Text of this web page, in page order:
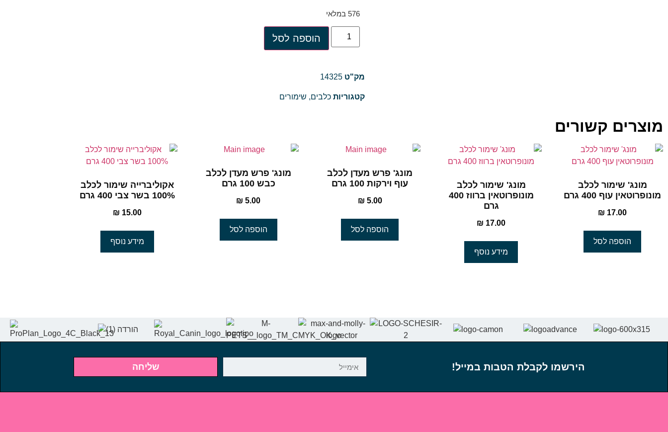
576 במלאי
הוספה לסל
מק"ט 14325
קטגוריות כלבים, שימורים
מוצרים קשורים
מונג' שימור לכלב
מונופרוטאין עוף 400 גרם
₪ 17.00
הוספה לסל
מונג' שימור לכלב
מונופרוטאין ברווז 400
גרם
₪ 17.00
מידע נוסף
מונג' פרש מעדן לכלב
עוף וירקות 100 גרם
₪ 5.00
הוספה לסל
מונג' פרש מעדן לכלב
כבש 100 גרם
₪ 5.00
הוספה לסל
אקוליברייה שימור לכלב
100% בשר צבי 400 גרם
₪ 15.00
מידע נוסף
הירשמו לקבלת הטבות במייל! שליחה